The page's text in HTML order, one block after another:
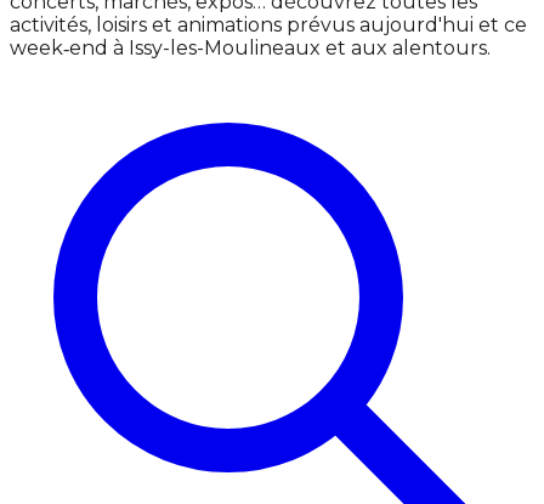
activités, loisirs et animations prévus aujourd'hui et ce
week‑end à Issy-les-Moulineaux et aux alentours.